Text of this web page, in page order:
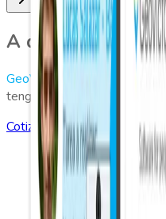
A quién está
GeoVictoria Web
es el
tengan personal con
Cotiza nuestras soluciones